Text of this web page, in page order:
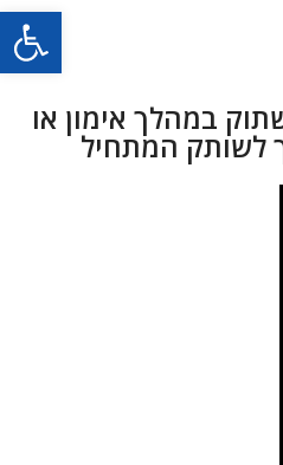
פתח
במהלך אימון או
לשותק המתחיל